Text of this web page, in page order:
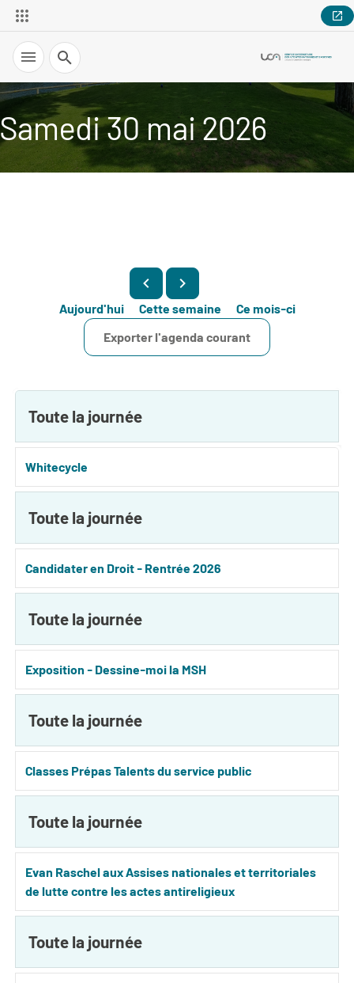
Recherche
Samedi 30 mai 2026
Aujourd'hui Cette semaine
Ce mois-ci
Exporter l'agenda courant
Toute la journée
Whitecycle
Toute la journée
Candidater en Droit - Rentrée 2026
Toute la journée
Exposition - Dessine-moi la MSH
Toute la journée
Classes Prépas Talents du service public
Toute la journée
Evan Raschel aux Assises nationales et territoriales
de lutte contre les actes antireligieux
Toute la journée